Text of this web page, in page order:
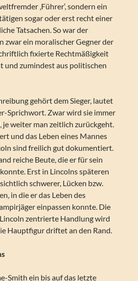
‚Führer‘, sondern ein
sogar oder erst recht einer
Tatsachen. So war der
zwar ein moralischer Gegner der
fixierte Rechtmäßigkeit
und zumindest aus politischen
gehört dem Sieger, lautet
Sprichwort. Zwar wird sie immer
weiter man zeitlich zurückgeht.
und das Leben eines Mannes
sind freilich gut dokumentiert.
reiche Beute, die er für sein
Erst in Lincolns späteren
schwerer, Lücken bzw.
in die er das Leben des
einpassen konnte. Die
zentrierte Handlung wird
Hauptfigur driftet an den Rand.
Smith ein bis auf das letzte